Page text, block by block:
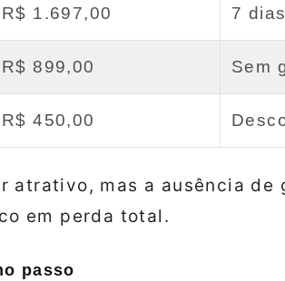
R$ 1.697,00 7
R$ 899,00 Sem
R$ 450,00
atrativo, mas a ausência de
em perda total.
passo